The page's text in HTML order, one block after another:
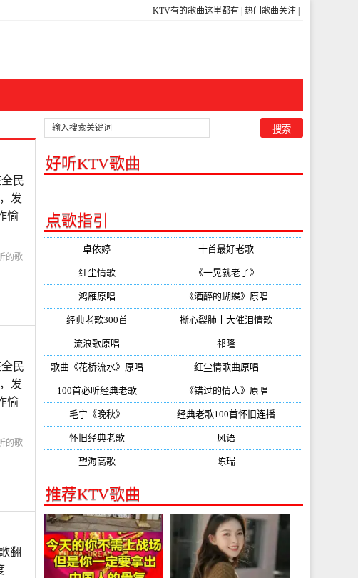
KTV有的歌曲这里都有 热门歌曲关注
民
发
愉
的歌
民
发
愉
的歌
翻
好听KTV歌曲
点歌指引
卓依婷 十首最好老歌
红尘情歌(296) 《一晃就老了》
鸿雁原唱 《酒醉的蝴蝶》原唱
经典老歌300首(203) 撕心裂肺十大催泪情歌
流浪歌原唱 祁隆
歌曲《花桥流水》原唱 红尘情歌曲原唱
100首必听经典老歌(150) 《错过的情人》原唱
毛宁《晚秋》 经典老歌100首怀旧连播
怀旧经典老歌(133) 风语
望海高歌(131) 陈瑞
推荐KTV歌曲